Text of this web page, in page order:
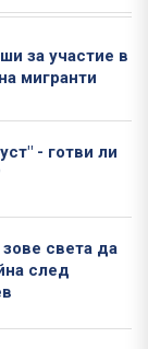
за участие в
мигранти
- готви ли
света да
след